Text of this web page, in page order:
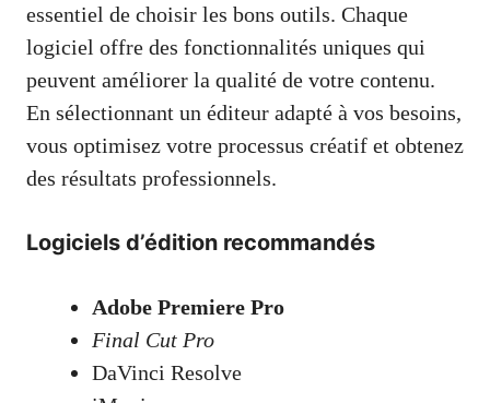
essentiel de choisir les bons outils. Chaque
logiciel offre des fonctionnalités uniques qui
peuvent améliorer la qualité de votre contenu.
En sélectionnant un éditeur adapté à vos besoins,
vous optimisez votre processus créatif et obtenez
des résultats professionnels.
Logiciels d’édition recommandés
Adobe Premiere Pro
Final Cut Pro
DaVinci Resolve